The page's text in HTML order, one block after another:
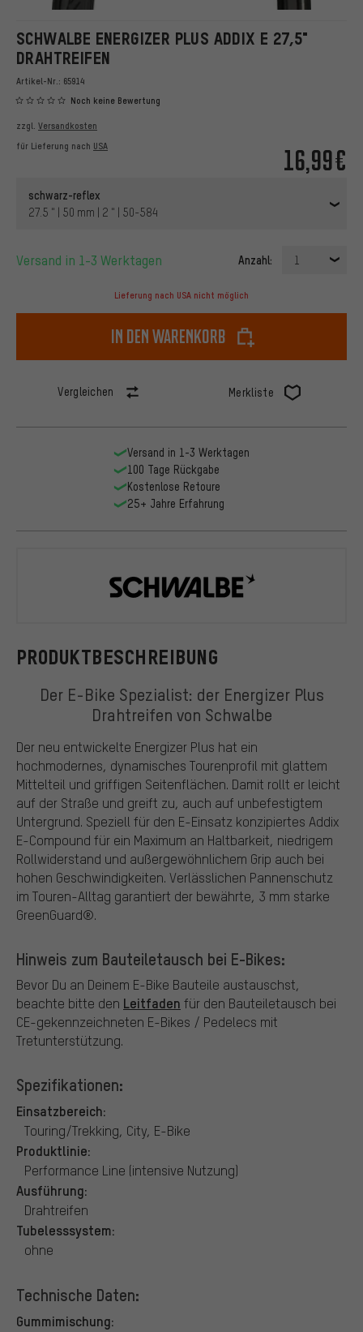
SCHWALBE ENERGIZER PLUS ADDIX E 27,5"
DRAHTREIFEN
Artikel-Nr.: 65914
Noch keine Bewertung
16,99€
zzgl. Versandkosten
für Lieferung nach USA
schwarz-reflex
27.5 " | 50 mm | 2 " | 50-584
Versand in 1-3 Werktagen Anzahl: 1
Lieferung nach USA nicht möglich
In den Warenkorb
Vergleichen Merkliste
PRODUKTBESCHREIBUNG
Der E-Bike Spezialist: der Energizer Plus
Drahtreifen von Schwalbe
Der neu entwickelte Energizer Plus hat ein
hochmodernes, dynamisches Tourenprofil mit glattem
Mittelteil und griffigen Seitenflächen. Damit rollt er leicht
auf der Straße und greift zu, auch auf unbefestigtem
Untergrund. Speziell für den E-Einsatz konzipiertes Addix
E-Compound für ein Maximum an Haltbarkeit, niedrigem
Rollwiderstand und außergewöhnlichem Grip auch bei
hohen Geschwindigkeiten. Verlässlichen Pannenschutz
im Touren-Alltag garantiert der bewährte, 3 mm starke
GreenGuard®.
Hinweis zum Bauteiletausch bei E-Bikes:
Bevor Du an Deinem E-Bike Bauteile austauschst,
beachte bitte den Leitfaden für den Bauteiletausch bei
CE-gekennzeichneten E-Bikes / Pedelecs mit
Tretunterstützung.
Spezifikationen:
Einsatzbereich:
Touring/Trekking, City, E-Bike
Produktlinie:
Performance Line (intensive Nutzung)
Ausführung:
Drahtreifen
Tubelesssystem:
ohne
Technische Daten:
Gummimischung:
Versand in 1-3 Werktagen
100 Tage Rückgabe
Kostenlose Retoure
25+ Jahre Erfahrung